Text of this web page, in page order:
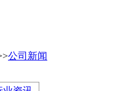
公司新闻